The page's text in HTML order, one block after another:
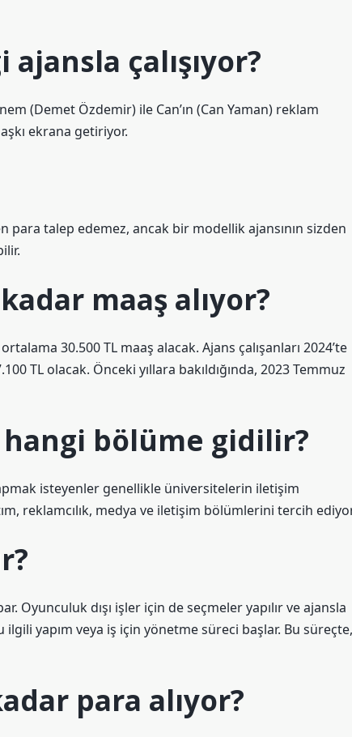
çalışıyor?
(Demet Özdemir) ile Can’ın (Can Yaman) reklam
ekrana getiriyor.
para talep edemez, ancak bir modellik ajansının sizden
maaş alıyor?
30.500 TL maaş alacak. Ajans çalışanları 2024’te
TL olacak. Önceki yıllara bakıldığında, 2023 Temmuz
bölüme gidilir?
isteyenler genellikle üniversitelerin iletişim
reklamcılık, medya ve iletişim bölümlerini tercih
Oyunculuk dışı işler için de seçmeler yapılır ve ajansla
yapım veya iş için yönetme süreci başlar. Bu süreçte,
para alıyor?